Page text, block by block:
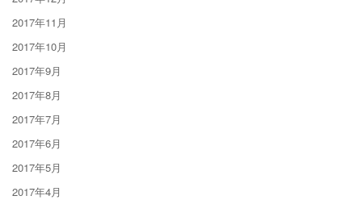
2017年11月
2017年10月
2017年9月
2017年8月
2017年7月
2017年6月
2017年5月
2017年4月